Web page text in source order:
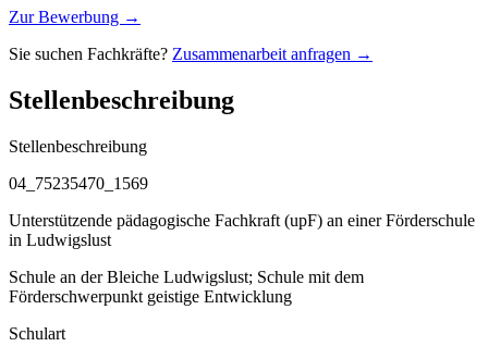
Zur Bewerbung →
Sie suchen Fachkräfte? Zusammenarbeit anfragen →
Stellenbeschreibung
Stellenbeschreibung
04_75235470_1569
Unterstützende pädagogische Fachkraft (upF) an einer Förderschule
in Ludwigslust
Schule an der Bleiche Ludwigslust; Schule mit dem
Förderschwerpunkt geistige Entwicklung
Schulart